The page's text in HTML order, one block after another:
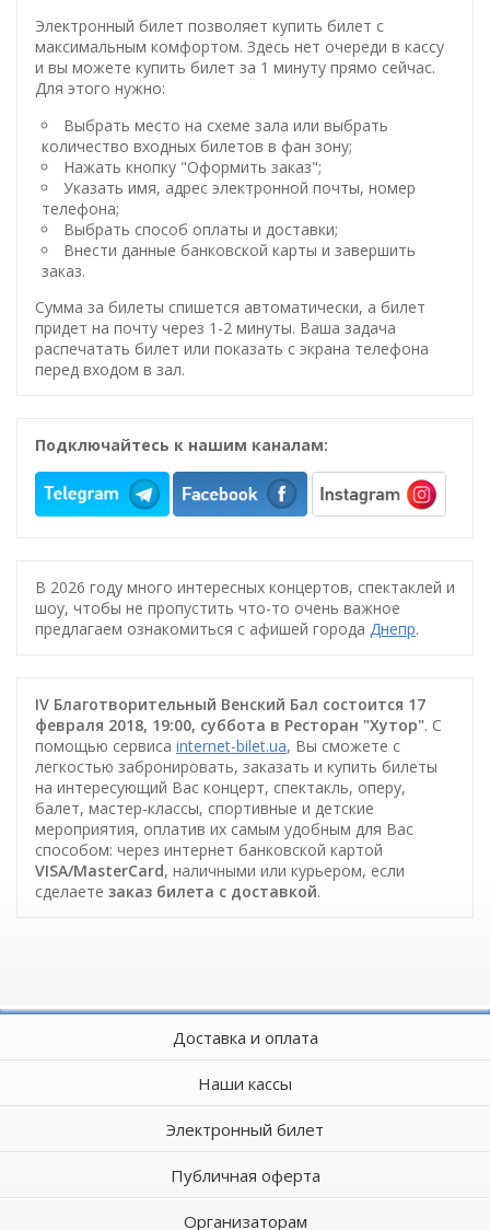
Электронный билет позволяет купить билет с
максимальным комфортом. Здесь нет очереди в кассу
и вы можете купить билет за 1 минуту прямо сейчас.
Для этого нужно:
Выбрать место на схеме зала или выбрать
количество входных билетов в фан зону;
Нажать кнопку "Оформить заказ";
Указать имя, адрес электронной почты, номер
телефона;
Выбрать способ оплаты и доставки;
Внести данные банковской карты и завершить
заказ.
Сумма за билеты спишется автоматически, а билет
придет на почту через 1-2 минуты. Ваша задача
распечатать билет или показать с экрана телефона
перед входом в зал.
Подключайтесь к нашим каналам:
В 2026 году много интересных концертов, спектаклей и
шоу, чтобы не пропустить что-то очень важное
предлагаем ознакомиться с афишей города Днепр.
IV Благотворительный Венский Бал состоится 17
февраля 2018, 19:00, суббота в Ресторан "Хутор". С
помощью сервиса internet-bilet.ua, Вы сможете с
легкостью забронировать, заказать и купить билеты
на интересующий Вас концерт, спектакль, оперу,
балет, мастер-классы, спортивные и детские
мероприятия, оплатив их самым удобным для Вас
способом: через интернет банковской картой
VISA/MasterCard, наличными или курьером, если
сделаете заказ билета c доставкой.
Доставка и оплата
Наши кассы
Электронный билет
Публичная оферта
Организаторам